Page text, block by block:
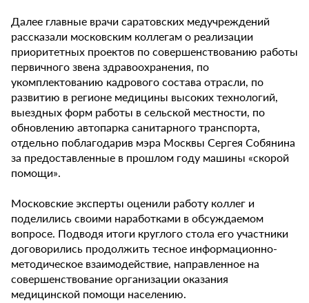
Далее главные врачи саратовских медучреждений
рассказали московским коллегам о реализации
приоритетных проектов по совершенствованию работы
первичного звена здравоохранения, по
укомплектованию кадрового состава отрасли, по
развитию в регионе медицины высоких технологий,
выездных форм работы в сельской местности, по
обновлению автопарка санитарного транспорта,
отдельно поблагодарив мэра Москвы Сергея Собянина
за предоставленные в прошлом году машины «скорой
помощи».
Московские эксперты оценили работу коллег и
поделились своими наработками в обсуждаемом
вопросе. Подводя итоги круглого стола его участники
договорились продолжить тесное информационно-
методическое взаимодействие, направленное на
совершенствование организации оказания
медицинской помощи населению.